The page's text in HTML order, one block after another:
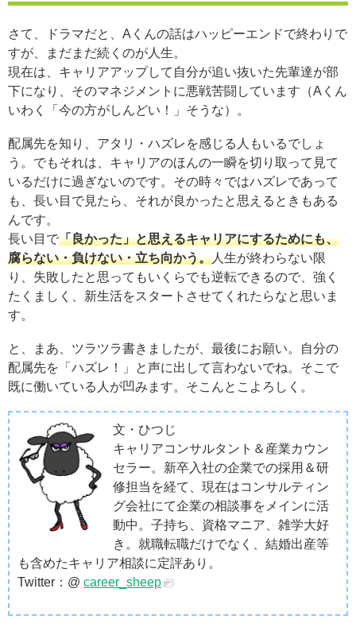
さて、ドラマだと、Aくんの話はハッピーエンドで終わりで
すが、まだまだ続くのが人生。
現在は、キャリアアップして自分が追い抜いた先輩達が部
下になり、そのマネジメントに悪戦苦闘しています（Aくん
いわく「今の方がしんどい！」そうな）。
配属先を知り、アタリ・ハズレを感じる人もいるでしょ
う。でもそれは、キャリアのほんの一瞬を切り取って見て
いるだけに過ぎないのです。その時々ではハズレであって
も、長い目で見たら、それが良かったと思えるときもある
んです。
長い目で「良かった」と思えるキャリアにするためにも、
腐らない・負けない・立ち向かう。 人生が終わらない限
り、失敗したと思ってもいくらでも逆転できるので、強く
たくましく、新生活をスタートさせてくれたらなと思いま
す。
と、まあ、ツラツラ書きましたが、最後にお願い。自分の
配属先を「ハズレ！」と声に出して言わないでね。そこで
既に働いている人が凹みます。そこんとこよろしく。
文・ひつじ
キャリアコンサルタント＆産業カウン
セラー。新卒入社の企業での採用＆研
修担当を経て、現在はコンサルティン
グ会社にて企業の相談事をメインに活
動中。子持ち、資格マニア、雑学大好
き。就職転職だけでなく、結婚出産等
も含めたキャリア相談に定評あり。
Twitter：@ career_sheep